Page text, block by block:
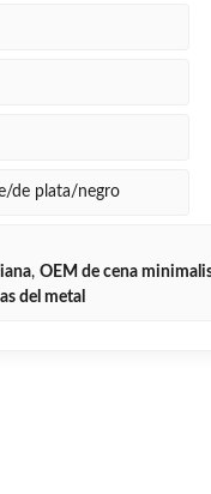
de plata/negro
, OEM de cena
del metal